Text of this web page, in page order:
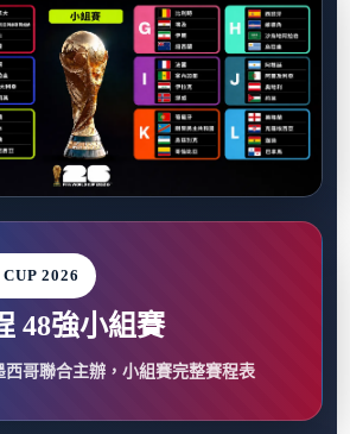
2026
48強小組賽
西哥聯合主辦，小組賽完整賽程表